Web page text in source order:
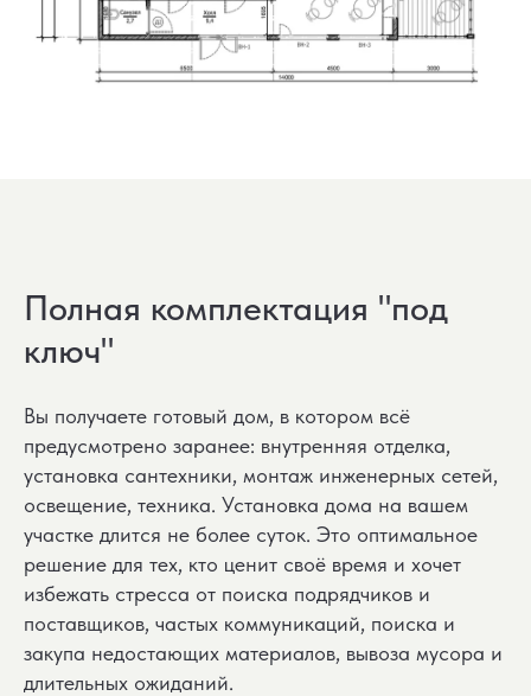
Полная комплектация "под
ключ"
Вы получаете готовый дом, в котором всё
предусмотрено заранее: внутренняя отделка,
установка сантехники, монтаж инженерных сетей,
освещение, техника. Установка дома на вашем
участке длится не более суток. Это оптимальное
решение для тех, кто ценит своё время и хочет
избежать стресса от поиска подрядчиков и
поставщиков, частых коммуникаций, поиска и
закупа недостающих материалов, вывоза мусора и
длительных ожиданий.